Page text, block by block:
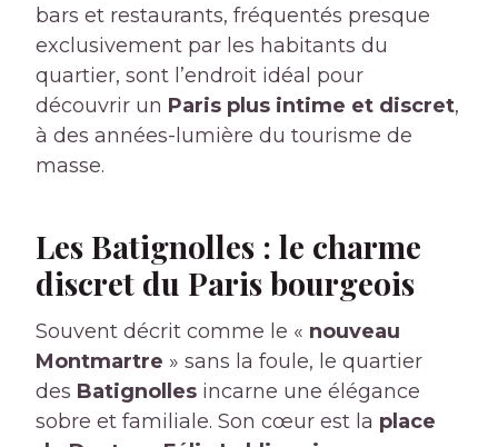
bars et restaurants, fréquentés presque
exclusivement par les habitants du
quartier, sont l’endroit idéal pour
découvrir un Paris plus intime et discret,
à des années-lumière du tourisme de
masse.
Les Batignolles : le charme
discret du Paris bourgeois
Souvent décrit comme le « nouveau
Montmartre » sans la foule, le quartier
des Batignolles incarne une élégance
sobre et familiale. Son cœur est la place